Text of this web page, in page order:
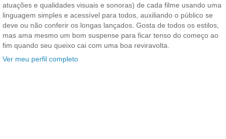
atuações e qualidades visuais e sonoras) de cada filme usando uma
linguagem simples e acessível para todos, auxiliando o público se
deve ou não conferir os longas lançados. Gosta de todos os estilos,
mas ama mesmo um bom suspense para ficar tenso do começo ao
fim quando seu queixo cai com uma boa reviravolta.
Ver meu perfil completo